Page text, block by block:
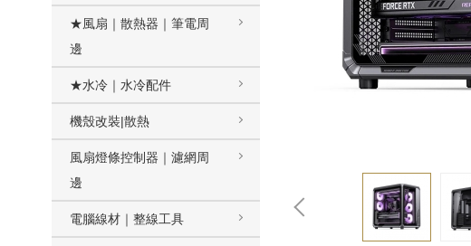
★風扇｜散熱器｜筆電周
邊
★水冷｜水冷配件
機殼改裝|散熱
風扇燈條控制器｜濾網周
邊
電腦線材｜整線工具